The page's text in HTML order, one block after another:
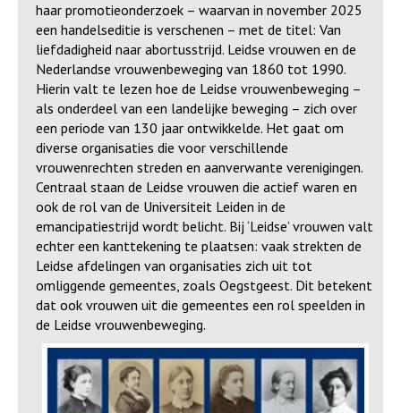
haar promotieonderzoek – waarvan in november 2025
een handelseditie is verschenen – met de titel: Van
liefdadigheid naar abortusstrijd. Leidse vrouwen en de
Nederlandse vrouwenbeweging van 1860 tot 1990.
Hierin valt te lezen hoe de Leidse vrouwenbeweging –
als onderdeel van een landelijke beweging – zich over
een periode van 130 jaar ontwikkelde. Het gaat om
diverse organisaties die voor verschillende
vrouwenrechten streden en aanverwante verenigingen.
Centraal staan de Leidse vrouwen die actief waren en
ook de rol van de Universiteit Leiden in de
emancipatiestrijd wordt belicht. Bij ‘Leidse’ vrouwen valt
echter een kanttekening te plaatsen: vaak strekten de
Leidse afdelingen van organisaties zich uit tot
omliggende gemeentes, zoals Oegstgeest. Dit betekent
dat ook vrouwen uit die gemeentes een rol speelden in
de Leidse vrouwenbeweging.